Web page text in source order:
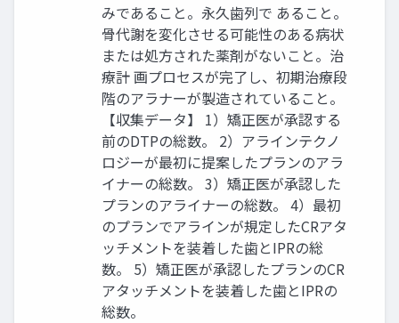
みであること。永久歯列で あること。
骨代謝を変化させる可能性のある病状
または処方された薬剤がないこと。治
療計 画プロセスが完了し、初期治療段
階のアラナーが製造されていること。
【収集データ】 1）矯正医が承認する
前のDTPの総数。 2）アラインテクノ
ロジーが最初に提案したプランのアラ
イナーの総数。 3）矯正医が承認した
プランのアライナーの総数。 4）最初
のプランでアラインが規定したCRアタ
ッチメントを装着した歯とIPRの総
数。 5）矯正医が承認したプランのCR
アタッチメントを装着した歯とIPRの
総数。